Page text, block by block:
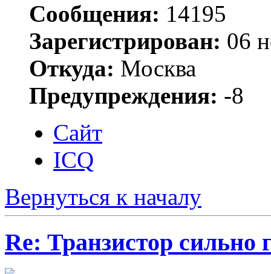
Сообщения: 14195
Зарегистрирован: 06
Откуда: Москва
Предупреждения: -8
Сайт
ICQ
Вернуться к началу
Re: Транзистор сильно